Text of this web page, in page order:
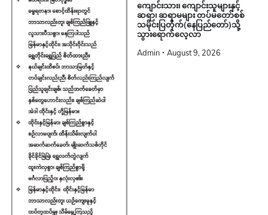
ကျောင်းသား၊ ကျောင်းသူများနှင့်
ဆရာ၊ ဆရာမများ တပ်မတော်စစ်
သမိုင်းပြတိုက်(နေပြည်တော်)သို့
သွားရောက်လေ့လာ
Admin August 9, 2026